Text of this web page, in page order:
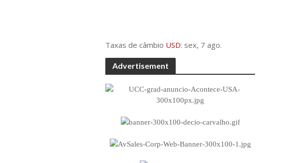
Taxas de câmbio USD: sex, 7 ago.
Advertisement